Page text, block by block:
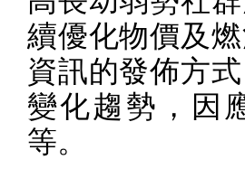
續優化物價及
資訊的發佈方
變化趨勢，因
等。